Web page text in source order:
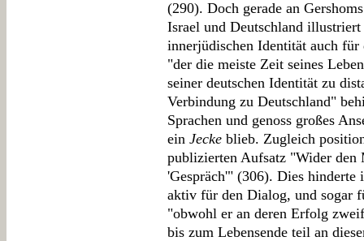
(290). Doch gerade an
Israel und Deutschland
innerjüdischen Identität auch
"der die meiste Zeit seines
seiner deutschen Identität zu
Verbindung zu Deutschland"
Sprachen und genoss großes
ein Jecke blieb. Zugleich
publizierten Aufsatz "Wider den
'Gespräch'" (306). Dies
aktiv für den Dialog, und sogar
"obwohl er an deren Erfolg
bis zum Lebensende teil an